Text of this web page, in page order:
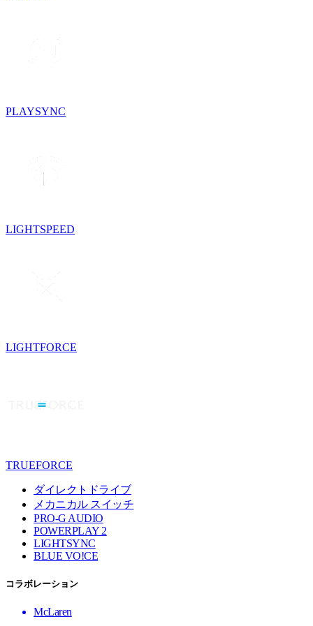
PLAYSYNC
LIGHTSPEED
LIGHTFORCE
TRUEFORCE
ダイレクトドライブ
メカニカル スイッチ
PRO-G AUDIO
POWERPLAY 2
LIGHTSYNC
BLUE VO!CE
コラボレーション
McLaren